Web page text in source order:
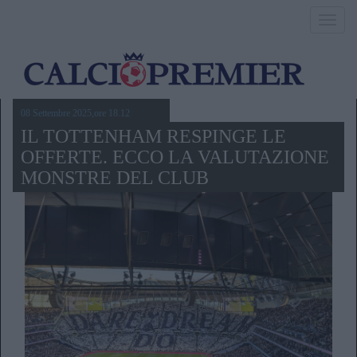
08 Settembre 2025,ore 18.12
IL TOTTENHAM RESPINGE LE
OFFERTE. ECCO LA VALUTAZIONE
MONSTRE DEL CLUB